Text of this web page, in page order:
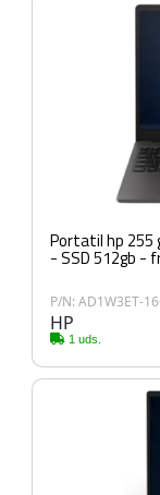
Portatil hp 255
P/N: AD1W3ET-
HP
1 uds.